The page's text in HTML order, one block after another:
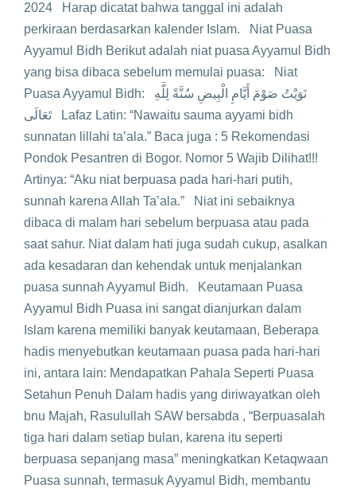
2024 Harap dicatat bahwa tanggal ini adalah
perkiraan berdasarkan kalender Islam. Niat Puasa
Ayyamul Bidh Berikut adalah niat puasa Ayyamul Bidh
yang bisa dibaca sebelum memulai puasa: Niat
Puasa Ayyamul Bidh: نَوَيْتُ صَوْمَ أَيَّامِ الْبِيضِ سُنَّةً لِلَّهِ
تَعَالَى Lafaz Latin: “Nawaitu sauma ayyami bidh
sunnatan lillahi ta’ala.” Baca juga : 5 Rekomendasi
Pondok Pesantren di Bogor. Nomor 5 Wajib Dilihat!!!
Artinya: “Aku niat berpuasa pada hari-hari putih,
sunnah karena Allah Ta’ala.” Niat ini sebaiknya
dibaca di malam hari sebelum berpuasa atau pada
saat sahur. Niat dalam hati juga sudah cukup, asalkan
ada kesadaran dan kehendak untuk menjalankan
puasa sunnah Ayyamul Bidh. Keutamaan Puasa
Ayyamul Bidh Puasa ini sangat dianjurkan dalam
Islam karena memiliki banyak keutamaan, Beberapa
hadis menyebutkan keutamaan puasa pada hari-hari
ini, antara lain: Mendapatkan Pahala Seperti Puasa
Setahun Penuh Dalam hadis yang diriwayatkan oleh
bnu Majah, Rasulullah SAW bersabda , “Berpuasalah
tiga hari dalam setiap bulan, karena itu seperti
berpuasa sepanjang masa” meningkatkan Ketaqwaan
Puasa sunnah, termasuk Ayyamul Bidh, membantu